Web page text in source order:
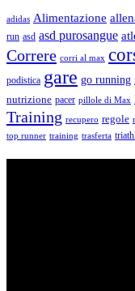
adidas Alimentazione
run asd asd purosangue
Correre corri al max
podistica gare go running
nutrizione pacer pillole di Max
Training recupero regole
top runner training trasferta